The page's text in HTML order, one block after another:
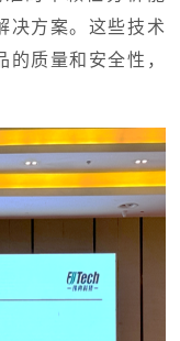
决方案。这些技术
质量和安全性，